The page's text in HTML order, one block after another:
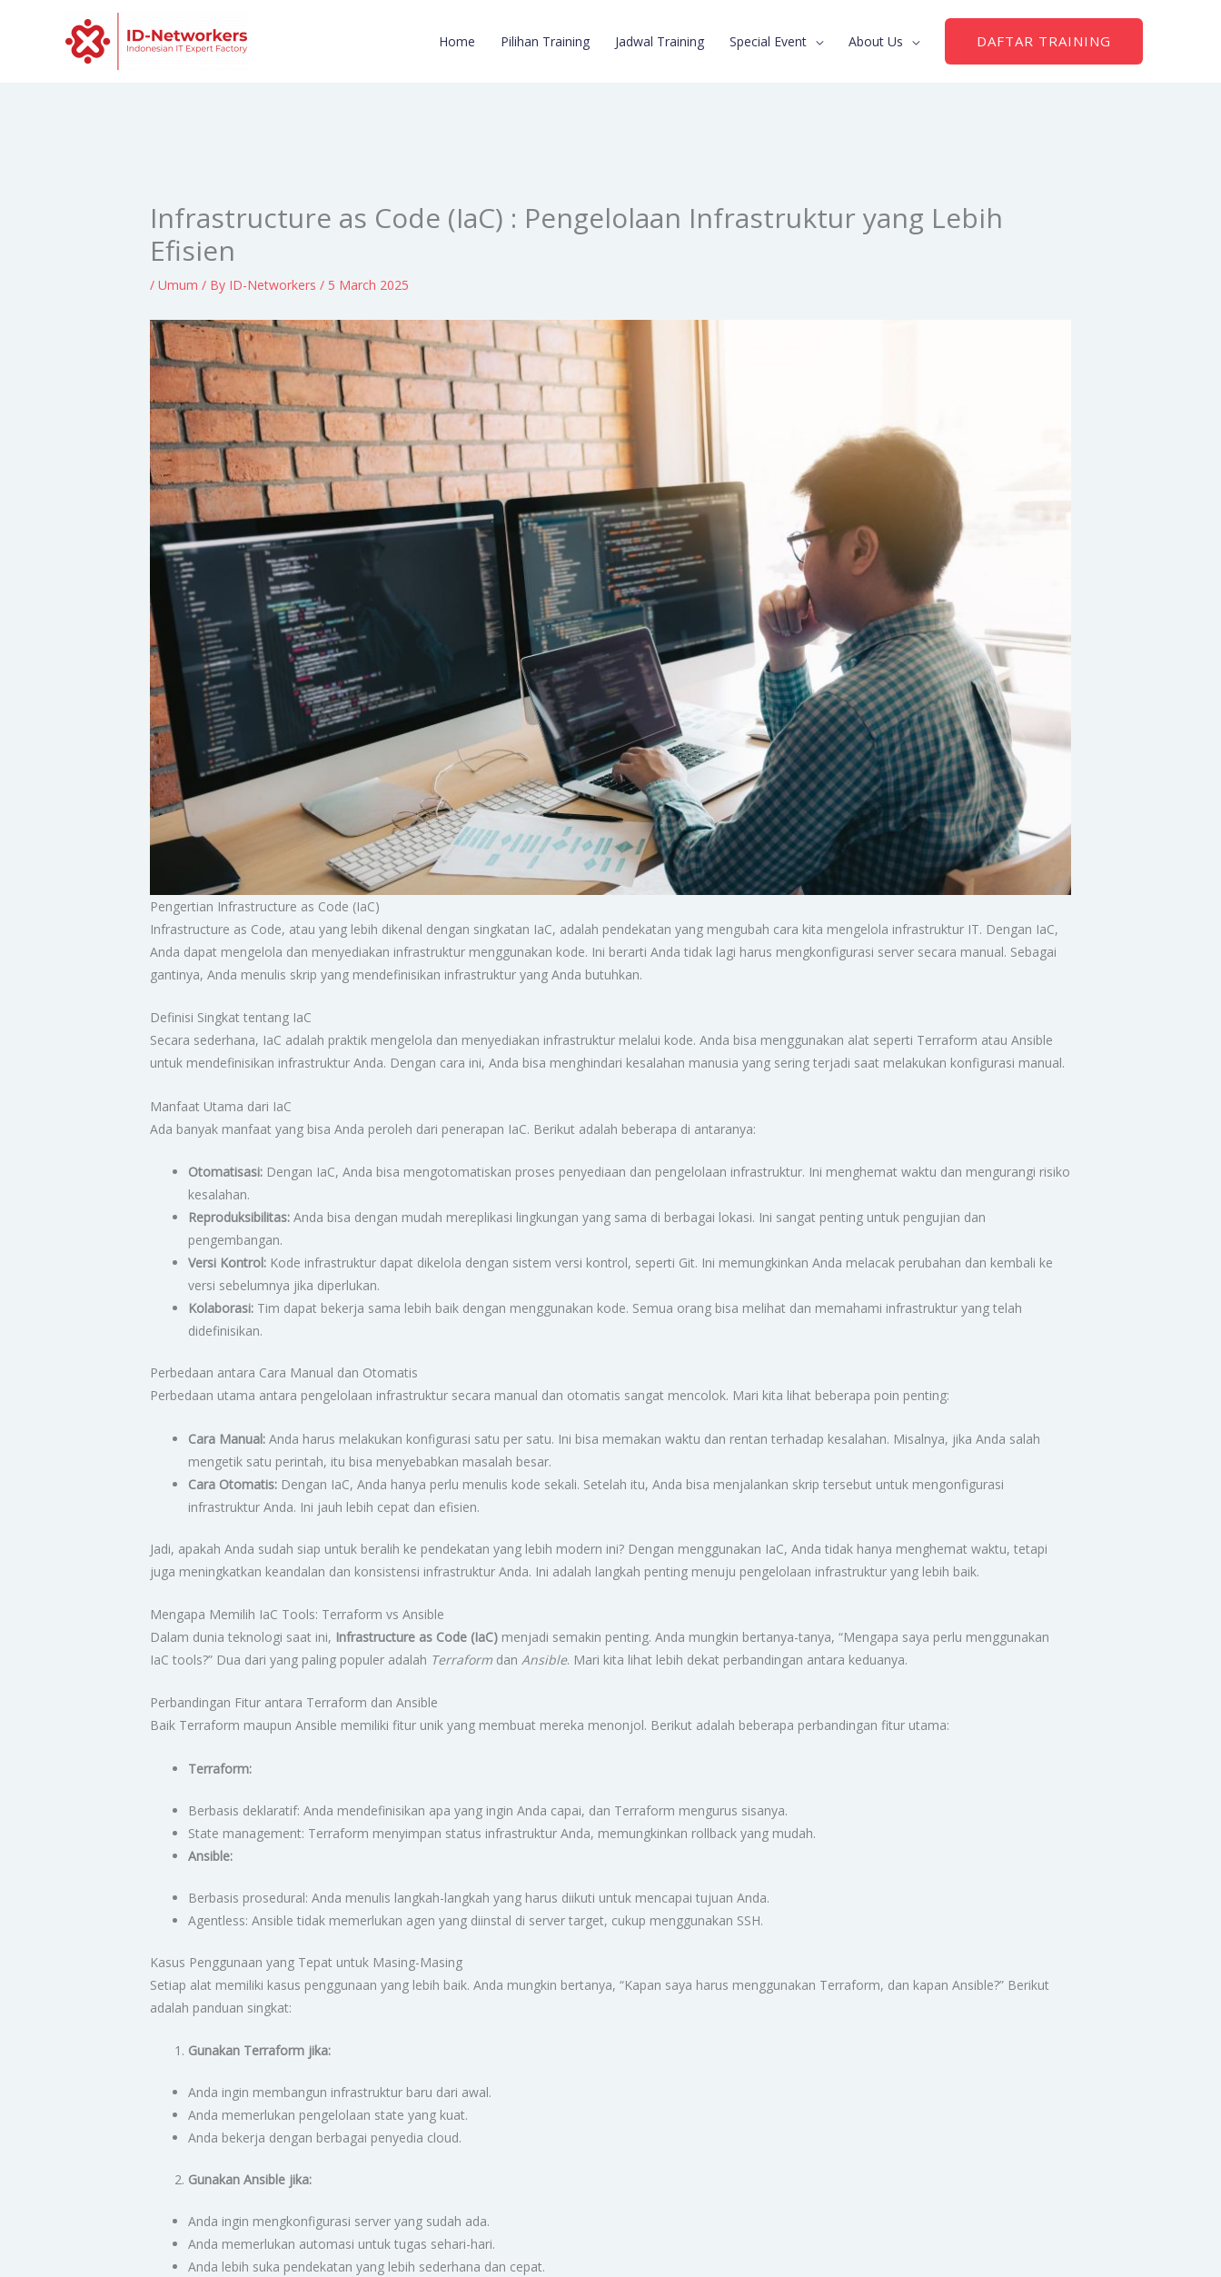
Home Pilihan Training Jadwal Training Special Event About Us DAFTAR TRAINING
Infrastructure as Code (IaC) : Pengelolaan Infrastruktur yang Lebih
Efisien
/Umum / By ID-Networkers/ 5 March 2025
Pengertian Infrastructure as Code (IaC)
Infrastructure as Code, atau yang lebih dikenal dengan singkatan IaC, adalah pendekatan yang mengubah cara kita mengelola infrastruktur IT. Dengan IaC,
Anda dapat mengelola dan menyediakan infrastruktur menggunakan kode. Ini berarti Anda tidak lagi harus mengkonfigurasi server secara manual. Sebagai
gantinya, Anda menulis skrip yang mendefinisikan infrastruktur yang Anda butuhkan.
Definisi Singkat tentang IaC
Secara sederhana, IaC adalah praktik mengelola dan menyediakan infrastruktur melalui kode. Anda bisa menggunakan alat seperti Terraform atau Ansible
untuk mendefinisikan infrastruktur Anda. Dengan cara ini, Anda bisa menghindari kesalahan manusia yang sering terjadi saat melakukan konfigurasi manual.
Manfaat Utama dari IaC
Ada banyak manfaat yang bisa Anda peroleh dari penerapan IaC. Berikut adalah beberapa di antaranya:
Otomatisasi: Dengan IaC, Anda bisa mengotomatiskan proses penyediaan dan pengelolaan infrastruktur. Ini menghemat waktu dan mengurangi risiko
kesalahan.
Reproduksibilitas: Anda bisa dengan mudah mereplikasi lingkungan yang sama di berbagai lokasi. Ini sangat penting untuk pengujian dan
pengembangan.
Versi Kontrol: Kode infrastruktur dapat dikelola dengan sistem versi kontrol, seperti Git. Ini memungkinkan Anda melacak perubahan dan kembali ke
versi sebelumnya jika diperlukan.
Kolaborasi: Tim dapat bekerja sama lebih baik dengan menggunakan kode. Semua orang bisa melihat dan memahami infrastruktur yang telah
didefinisikan.
Perbedaan antara Cara Manual dan Otomatis
Perbedaan utama antara pengelolaan infrastruktur secara manual dan otomatis sangat mencolok. Mari kita lihat beberapa poin penting:
Cara Manual: Anda harus melakukan konfigurasi satu per satu. Ini bisa memakan waktu dan rentan terhadap kesalahan. Misalnya, jika Anda salah
mengetik satu perintah, itu bisa menyebabkan masalah besar.
Cara Otomatis: Dengan IaC, Anda hanya perlu menulis kode sekali. Setelah itu, Anda bisa menjalankan skrip tersebut untuk mengonfigurasi
infrastruktur Anda. Ini jauh lebih cepat dan efisien.
Jadi, apakah Anda sudah siap untuk beralih ke pendekatan yang lebih modern ini? Dengan menggunakan IaC, Anda tidak hanya menghemat waktu, tetapi
juga meningkatkan keandalan dan konsistensi infrastruktur Anda. Ini adalah langkah penting menuju pengelolaan infrastruktur yang lebih baik.
Mengapa Memilih IaC Tools: Terraform vs Ansible
Dalam dunia teknologi saat ini, Infrastructure as Code (IaC) menjadi semakin penting. Anda mungkin bertanya-tanya, “Mengapa saya perlu menggunakan
IaC tools?” Dua dari yang paling populer adalah Terraform danAnsible. Mari kita lihat lebih dekat perbandingan antara keduanya.
Perbandingan Fitur antara Terraform dan Ansible
Baik Terraform maupun Ansible memiliki fitur unik yang membuat mereka menonjol. Berikut adalah beberapa perbandingan fitur utama:
Terraform:
Berbasis deklaratif: Anda mendefinisikan apa yang ingin Anda capai, dan Terraform mengurus sisanya.
State management: Terraform menyimpan status infrastruktur Anda, memungkinkan rollback yang mudah.
Ansible:
Berbasis prosedural: Anda menulis langkah-langkah yang harus diikuti untuk mencapai tujuan Anda.
Agentless: Ansible tidak memerlukan agen yang diinstal di server target, cukup menggunakan SSH.
Kasus Penggunaan yang Tepat untuk Masing-Masing
Setiap alat memiliki kasus penggunaan yang lebih baik. Anda mungkin bertanya, “Kapan saya harus menggunakan Terraform, dan kapan Ansible?” Berikut
adalah panduan singkat:
Gunakan Terraform jika:
Anda ingin membangun infrastruktur baru dari awal.
Anda memerlukan pengelolaan state yang kuat.
Anda bekerja dengan berbagai penyedia cloud.
Gunakan Ansible jika:
Anda ingin mengkonfigurasi server yang sudah ada.
Anda memerlukan automasi untuk tugas sehari-hari.
Anda lebih suka pendekatan yang lebih sederhana dan cepat.